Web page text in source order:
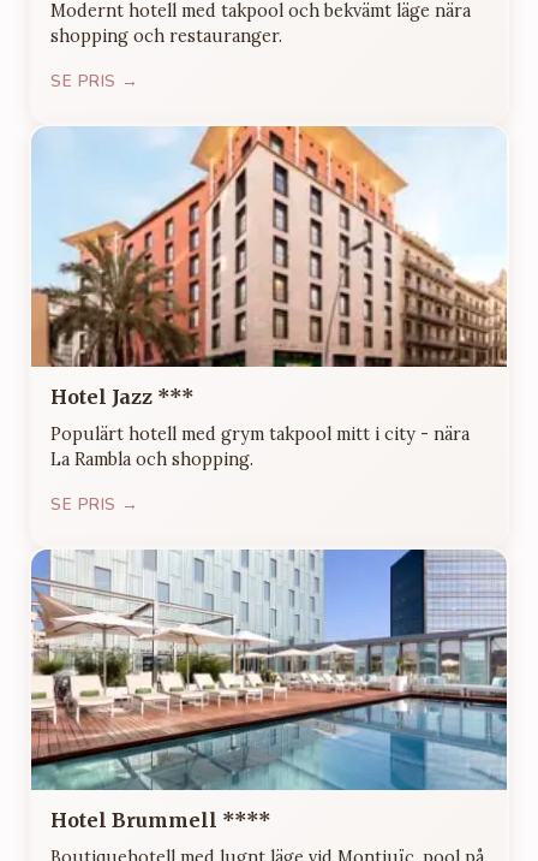
Modernt hotell med takpool och bekvämt läge nära
shopping och restauranger.
SE PRIS →
Hotel Jazz ***
Populärt hotell med grym takpool mitt i city - nära
La Rambla och shopping.
SE PRIS →
Hotel Brummell ****